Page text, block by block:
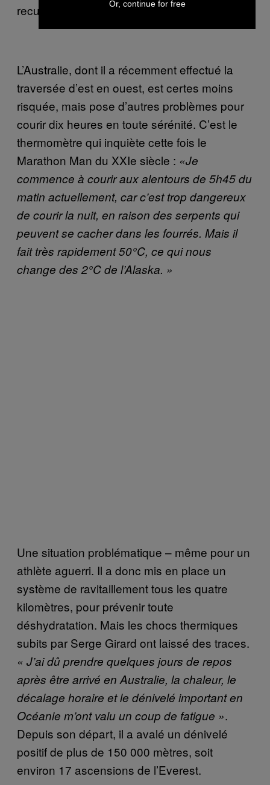
recul.
L’Australie, dont il a récemment effectué la
traversée d’est en ouest, est certes moins
risquée, mais pose d’autres problèmes pour
courir dix heures en toute sérénité. C’est le
thermomètre qui inquiète cette fois le
Marathon Man du XXIe siècle : «Je
commence à courir aux alentours de 5h45 du
matin actuellement, car c’est trop dangereux
de courir la nuit, en raison des serpents qui
peuvent se cacher dans les fourrés. Mais il
fait très rapidement 50°C, ce qui nous
change des 2°C de l’Alaska. »
Une situation problématique – même pour un
athlète aguerri. Il a donc mis en place un
système de ravitaillement tous les quatre
kilomètres, pour prévenir toute
déshydratation. Mais les chocs thermiques
subits par Serge Girard ont laissé des traces.
« J’ai dû prendre quelques jours de repos
après être arrivé en Australie, la chaleur, le
décalage horaire et le dénivelé important en
Océanie m’ont valu un coup de fatigue ».
Depuis son départ, il a avalé un dénivelé
positif de plus de 150 000 mètres, soit
environ 17 ascensions de l’Everest.
Or, continue for free